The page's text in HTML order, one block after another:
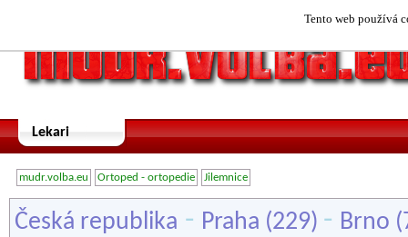
Tento web používá
Lekari
mudr.volba.eu Ortoped - ortopedie Jilemnice
Česká republika - Praha (229) - Brno